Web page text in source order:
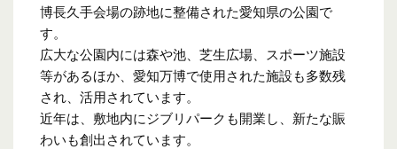
博長久手会場の跡地に整備された愛知県の公園で
す。
広大な公園内には森や池、芝生広場、スポーツ施設
等があるほか、愛知万博で使用された施設も多数残
され、活用されています。
近年は、敷地内にジブリパークも開業し、新たな賑
わいも創出されています。